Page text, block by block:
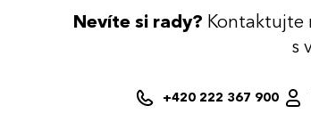
Nevíte si rady? Kontaktujte
s
+420 222 367 900